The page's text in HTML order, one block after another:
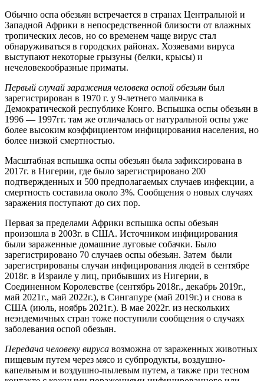
Обычно оспа обезьян встречается в странах Центральной и
Западной Африки в непосредственной близости от влажных
тропических лесов, но со временем чаще вирус стал
обнаруживаться в городских районах. Хозяевами вируса
выступают некоторые грызуны (белки, крысы) и
нечеловекообразные приматы.
Первый случай заражения человека оспой обезьян был
зарегистрирован в 1970 г. у 9-летнего мальчика в
Демократической республике Конго. Вспышка оспы обезьян в
1996 — 1997гг. там же отличалась от натуральной оспы уже
более высоким коэффициентом инфицирования населения, но
более низкой смертностью.
Масштабная вспышка оспы обезьян была зафиксирована в
2017г. в Нигерии, где было зарегистрировано 200
подтвержденных и 500 предполагаемых случаев инфекции, а
смертность составила около 3%. Сообщения о новых случаях
заражения поступают до сих пор.
Первая за пределами Африки вспышка оспы обезьян
произошла в 2003г. в США. Источником инфицирования
были зараженные домашние луговые собачки. Было
зарегистрировано 70 случаев оспы обезьян. Затем были
зарегистрированы случаи инфицирования людей в сентябре
2018г. в Израиле у лиц, прибывших из Нигерии, в
Соединенном Королевстве (сентябрь 2018г., декабрь 2019г.,
май 2021г., май 2022г.), в Сингапуре (май 2019г.) и снова в
США (июль, ноябрь 2021г.). В мае 2022г. из нескольких
неэндемичных стран тоже поступили сообщения о случаях
заболевания оспой обезьян.
Передача человеку вируса возможна от зараженных животных
пищевым путем через мясо и субпродукты, воздушно-
капельным и воздушно-пылевым путем, а также при тесном